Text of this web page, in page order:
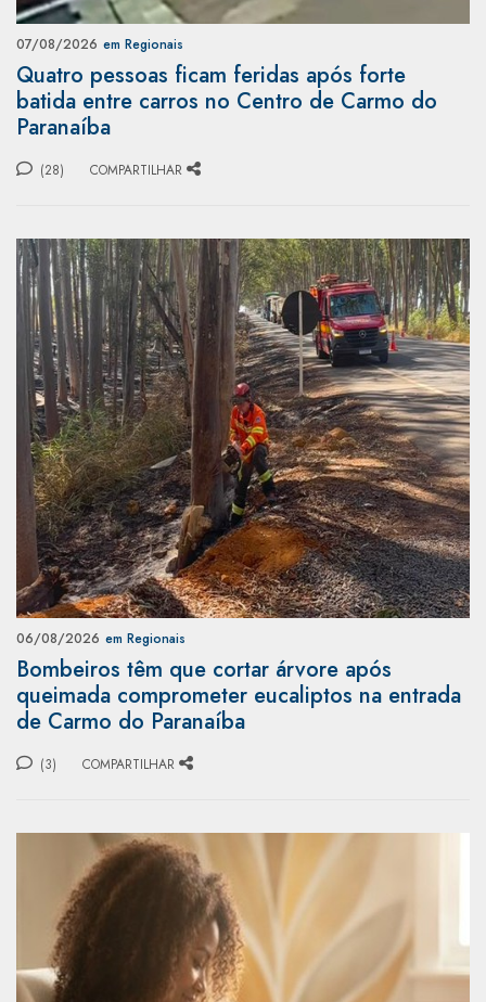
07/08/2026 em Regionais
Quatro pessoas ficam feridas após forte
batida entre carros no Centro de Carmo do
Paranaíba
(28) COMPARTILHAR
06/08/2026 em Regionais
Bombeiros têm que cortar árvore após
queimada comprometer eucaliptos na entrada
de Carmo do Paranaíba
(3) COMPARTILHAR